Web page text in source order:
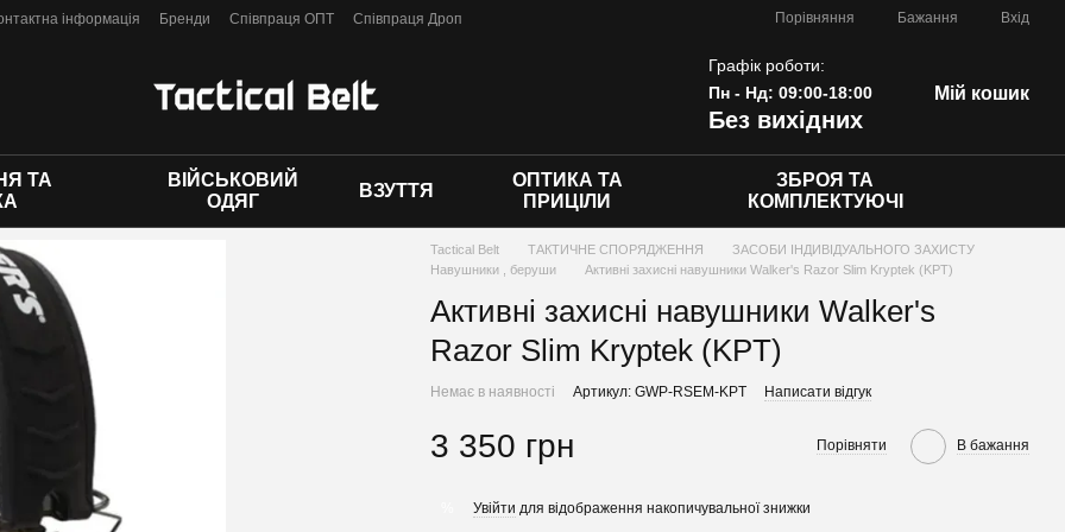
інформація Бренди Співпраця ОПТ
Співпраця Дроп
Порівняння Бажання Вхід
Графік роботи:
Пн - Нд: 09:00-18:00
Без вихідних
Мій кошик
ТА
ВІЙСЬКОВИЙ
ОДЯГ
ВЗУТТЯ
ОПТИКА ТА
ПРИЦІЛИ
ЗБРОЯ ТА
КОМПЛЕКТУЮЧІ
Tactical Belt ТАКТИЧНЕ СПОРЯДЖЕННЯ
ЗАСОБИ ІНДИВІДУАЛЬНОГО ЗАХИСТУ
Навушники , беруши
Активні захисні навушники Walker's Razor Slim Kryptek (KPT)
Активні захисні навушники Walker's
Razor Slim Kryptek (KPT)
Немає в наявності Артикул: GWP-RSEM-KPT Написати відгук
3 350 грн Порівняти В бажання
Увійти для відображення накопичувальної знижки